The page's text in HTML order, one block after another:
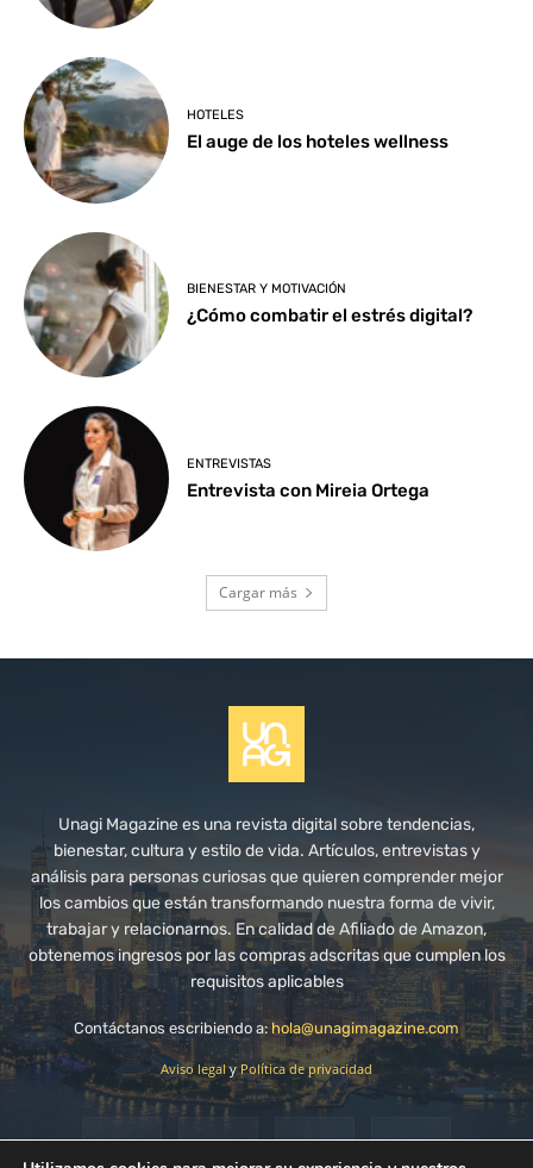
HOTELES
El auge de los hoteles wellness
BIENESTAR Y MOTIVACIÓN
¿Cómo combatir el estrés digital?
ENTREVISTAS
Entrevista con Mireia Ortega
Cargar más
Unagi Magazine es una revista digital sobre tendencias,
bienestar, cultura y estilo de vida. Artículos, entrevistas y
análisis para personas curiosas que quieren comprender mejor
los cambios que están transformando nuestra forma de vivir,
trabajar y relacionarnos. En calidad de Afiliado de Amazon,
obtenemos ingresos por las compras adscritas que cumplen los
requisitos aplicables
Contáctanos escribiendo a:hola@unagimagazine.com
Aviso legalyPolítica de privacidad